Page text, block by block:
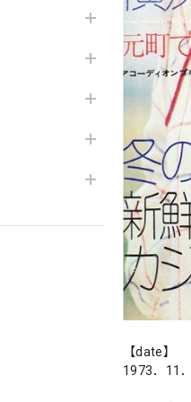
【date】
1973．11